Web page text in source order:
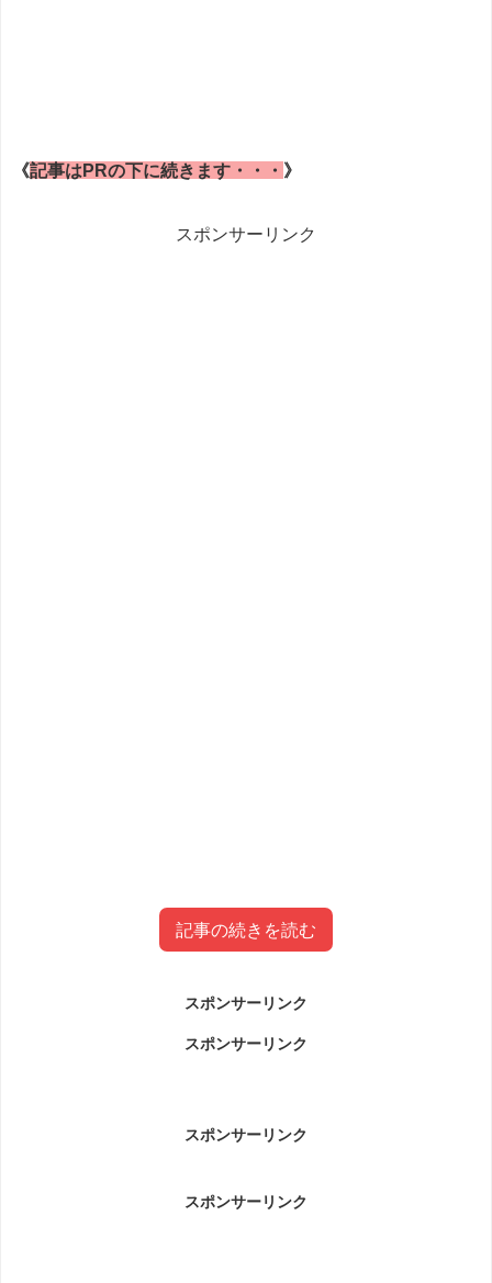
《記事はPRの下に続きます・・・ 》
スポンサーリンク
記事の続きを読む
森風美(キャンプ)Wikiプロフィール(大学・年齢)です。
スポンサーリンク
スポンサーリンク
スポンサーリンク
スポンサーリンク